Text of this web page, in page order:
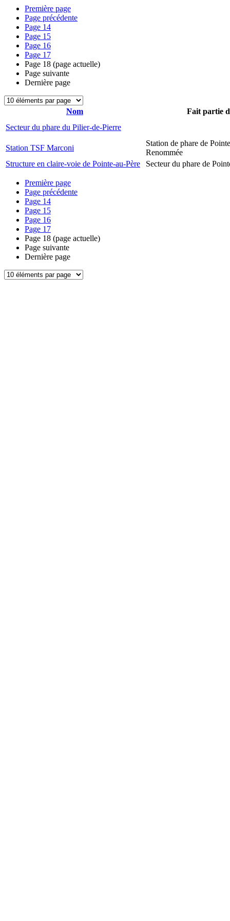
Première page
Page précédente
Page 14
Page 15
Page 16
Page 17
Page 18 (page actuelle)
Page suivante
Dernière page
Nom
Fait partie
Secteur du phare du Pilier-de-Pierre
Station TSF Marconi
Station de phare de
Renommée
Structure en claire-voie de Pointe-au-Père
Secteur du phare de
Première page
Page précédente
Page 14
Page 15
Page 16
Page 17
Page 18 (page actuelle)
Page suivante
Dernière page